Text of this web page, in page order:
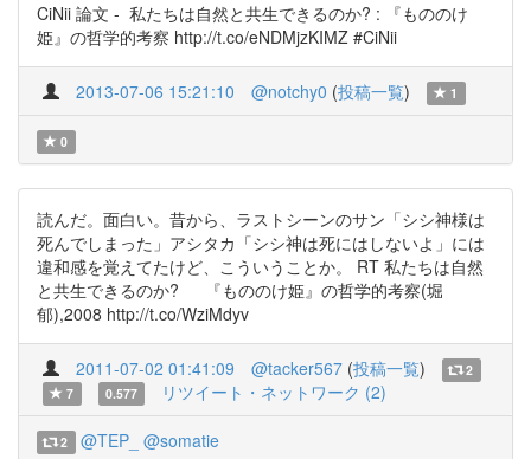
CiNii 論文 - 私たちは自然と共生できるのか? : 『もののけ
姫』の哲学的考察 http://t.co/eNDMjzKIMZ #CiNii
2013-07-06 15:21:10 @notchy0 (投稿一覧) 1
0
読んだ。面白い。昔から、ラストシーンのサン「シシ神様は
死んでしまった」アシタカ「シシ神は死にはしないよ」には
違和感を覚えてたけど、こういうことか。 RT 私たちは自然
と共生できるのか? 『もののけ姫』の哲学的考察(堀
郁),2008 http://t.co/WziMdyv
2011-07-02 01:41:09 @tacker567 (投稿一覧)
2
7
0.577 リツイート・ネットワーク (2)
2 @TEP_ @somatie